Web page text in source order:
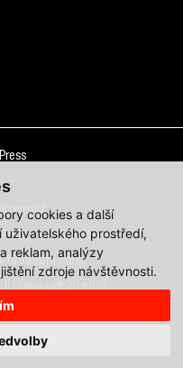
cookies a další
uživatelského prostředí,
reklam, analýzy
zdroje návštěvnosti.
Press
Kontakt
Pracovní příležitosti
Přihlášení filmu